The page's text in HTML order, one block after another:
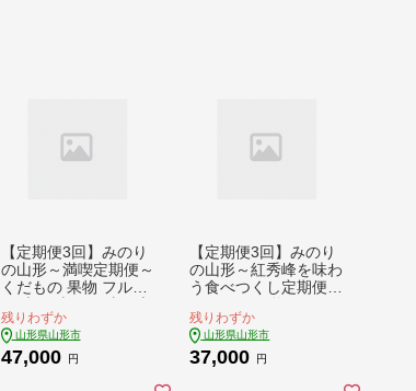
【定期便3回】みのり
の山形～満喫定期便～
くだもの 果物 フルー
FY23-905
残りわずか
山形県山形市
47,000 円
【定期便3回】みのり
の山形～紅秀峰を味わ
う食べつくし定期便～
ツ 山形 山形県 山形市
FY23-907
残りわずか
山形県山形市
37,000 円